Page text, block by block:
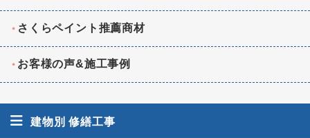
さくらペイント推薦商材
お客様の声&施工事例
建物別 修繕工事